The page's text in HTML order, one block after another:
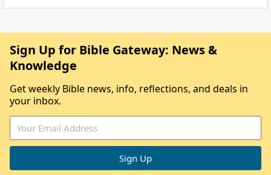
Sign Up for Bible Gateway: News &
Knowledge
Get weekly Bible news, info, reflections, and deals in
your inbox.